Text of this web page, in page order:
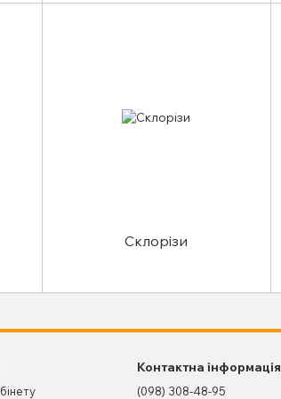
Склорізи
Контактна інформація
(098) 308-48-95